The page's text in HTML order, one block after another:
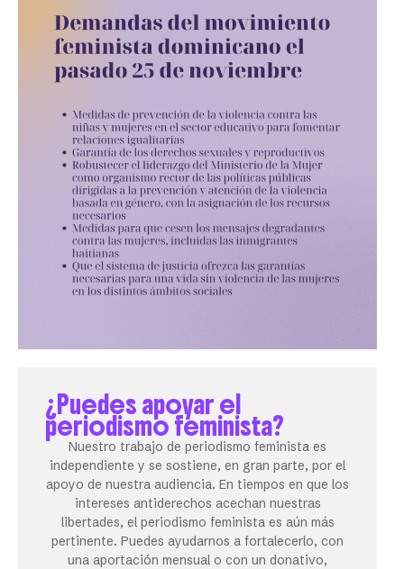
¿Puedes apoyar el
periodismo feminista?
Nuestro trabajo de periodismo feminista es
independiente y se sostiene, en gran parte, por el
apoyo de nuestra audiencia. En tiempos en que los
intereses antiderechos acechan nuestras
libertades, el periodismo feminista es aún más
pertinente. Puedes ayudarnos a fortalecerlo, con
una aportación mensual o con un donativo,